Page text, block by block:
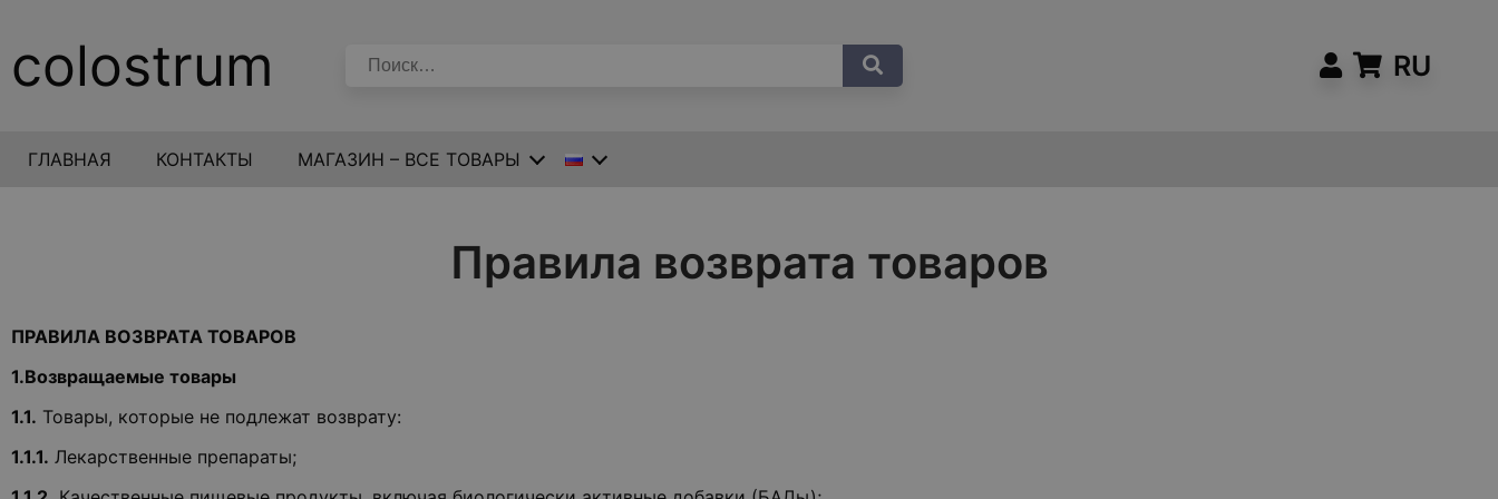
colostrum RU
ГЛАВНАЯ КОНТАКТЫ МАГАЗИН – ВСЕ ТОВАРЫ
Правила возврата товаров
ПРАВИЛА ВОЗВРАТА ТОВАРОВ
1.Возвращаемые товары
1.1. Товары, которые не подлежат возврату:
1.1.1. Лекарственные препараты;